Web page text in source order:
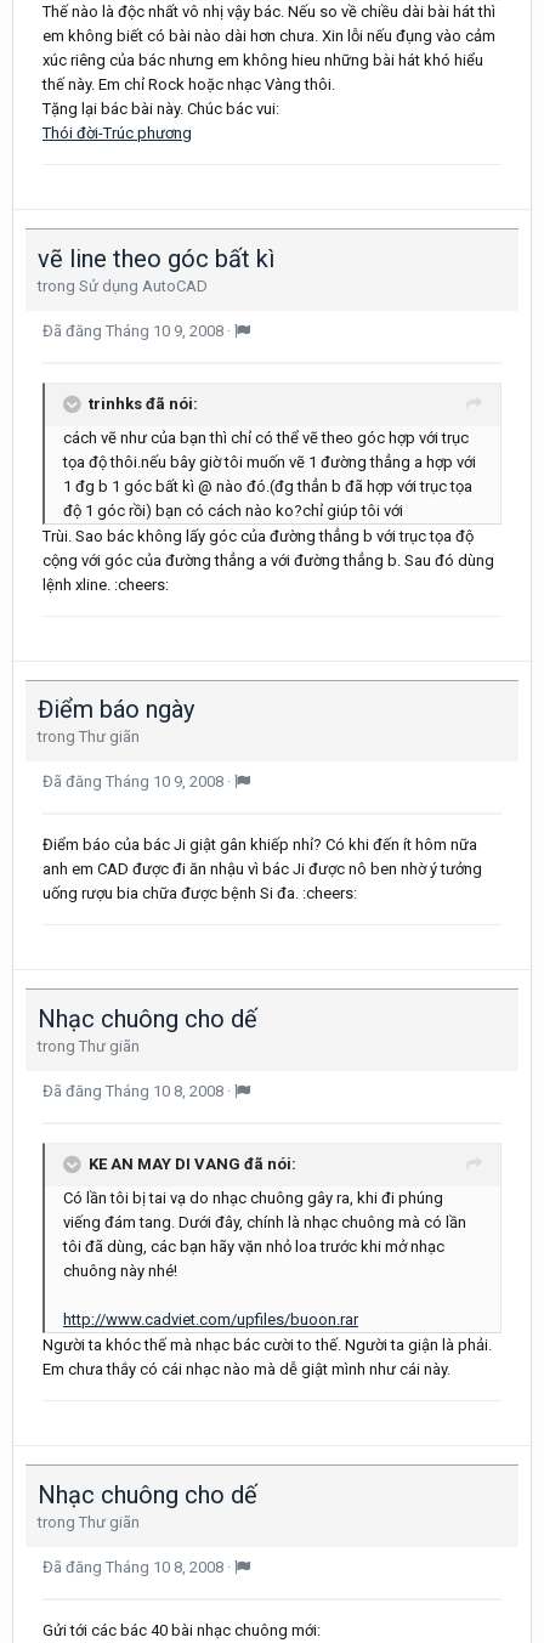
Thế nào là độc nhất vô nhị vậy bác. Nếu so về chiều dài bài hát thì
em không biết có bài nào dài hơn chưa. Xin lỗi nếu đụng vào cảm
xúc riêng của bác nhưng em không hieu những bài hát khó hiểu
thế này. Em chỉ Rock hoặc nhạc Vàng thôi.
Tặng lại bác bài này. Chúc bác vui:
Thói đời-Trúc phương
vẽ line theo góc bất kì
trong Sử dụng AutoCAD
Đã đăng Tháng 10 9, 2008 ·
trinhks đã nói:
cách vẽ như của bạn thì chỉ có thể vẽ theo góc hợp với trục
tọa độ thôi.nếu bây giờ tôi muốn vẽ 1 đường thẳng a hợp với
1 đg b 1 góc bất kì @ nào đó.(đg thẳn b đã hợp với trục tọa
độ 1 góc rồi) bạn có cách nào ko?chỉ giúp tôi với
Trùi. Sao bác không lấy góc của đường thẳng b với trục tọa độ
cộng với góc của đường thẳng a với đường thẳng b. Sau đó dùng
lệnh xline. :cheers:
Điểm báo ngày
trong Thư giãn
Đã đăng Tháng 10 9, 2008 ·
Điểm báo của bác Ji giật gân khiếp nhỉ? Có khi đến ít hôm nữa
anh em CAD được đi ăn nhậu vì bác Ji được nô ben nhờ ý tưởng
uống rượu bia chữa được bệnh Si đa. :cheers:
Nhạc chuông cho dế
trong Thư giãn
Đã đăng Tháng 10 8, 2008 ·
KE AN MAY DI VANG đã nói:
Có lần tôi bị tai vạ do nhạc chuông gây ra, khi đi phúng
viếng đám tang. Dưới đây, chính là nhạc chuông mà có lần
tôi đã dùng, các bạn hãy vặn nhỏ loa trước khi mở nhạc
chuông này nhé!
http://www.cadviet.com/upfiles/buoon.rar
Người ta khóc thế mà nhạc bác cười to thế. Người ta giận là phải.
Em chưa thắy có cái nhạc nào mà dễ giật mình như cái này.
Nhạc chuông cho dế
trong Thư giãn
Đã đăng Tháng 10 8, 2008 ·
Gửi tới các bác 40 bài nhạc chuông mới: